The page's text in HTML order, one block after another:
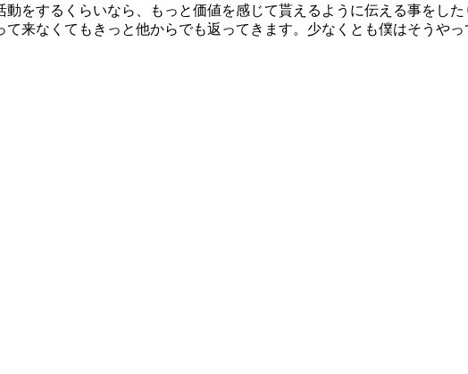
をするくらいなら、もっと価値を感じて貰えるように伝える事をし
来なくてもきっと他からでも返ってきます。少なくとも僕はそうやっ